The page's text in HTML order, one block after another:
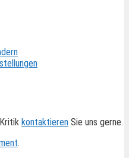
kontaktieren Sie uns gerne.
.